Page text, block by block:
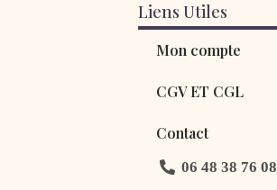
Liens Utiles
Mon compte
CGV ET CGL
Contact
06 48 38 76 08